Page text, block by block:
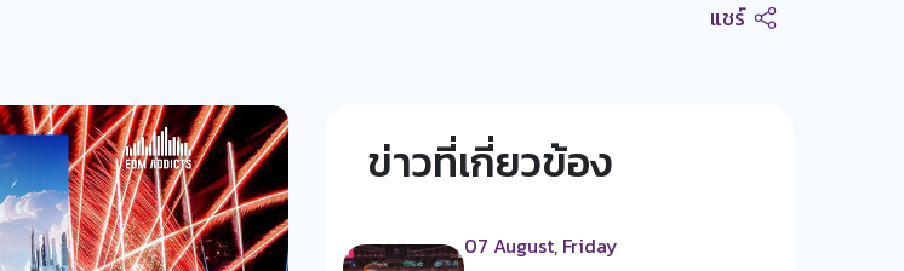
แชร์
ข่าวที่เกี่ยวข้อง
07 August, Friday